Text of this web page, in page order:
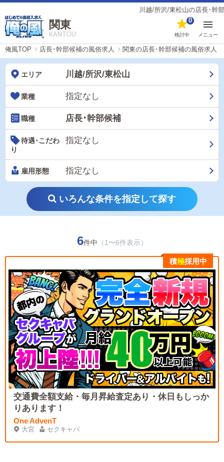
川越/所沢/東松山の店長･幹部候補
関東
KANTOU 検討中
0
メニュー
俺風TOP 店長･幹部候補の風俗求人 関東の店長･幹部候補の風俗求人
エリア 川越/所沢/東松山
業種 指定なし
職種 店長･幹部候補
待遇･こだわ
り
指定なし
雇用形態 指定なし
いろんな条件を指定して探す
6件中 （1〜6件表示）
交通費全額支給・毎月昇給査定あり・休日もしっか
りあります！
One AdvenT
大宮 セクキャバ
積極採用中